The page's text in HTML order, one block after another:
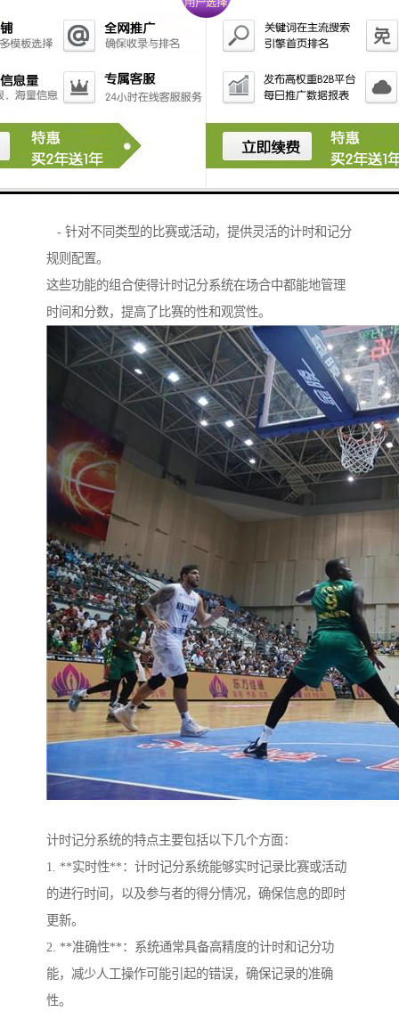
成，实现数据共享和联动。
7. **实时更新**：
- 通过网络或无线通讯技术，实现实时更新得分和计时
信息。
- 支持远程监控和管理。
8. **多语言支持**：
- 针对不同类型的比赛或活动，提供灵活的计时和记分
规则配置。
这些功能的组合使得计时记分系统在场合中都能地管理
时间和分数，提高了比赛的性和观赏性。
计时记分系统的特点主要包括以下几个方面：
1. **实时性**：计时记分系统能够实时记录比赛或活动
的进行时间，以及参与者的得分情况，确保信息的即时
更新。
2. **准确性**：系统通常具备高精度的计时和记分功
能，减少人工操作可能引起的错误，确保记录的准确
性。